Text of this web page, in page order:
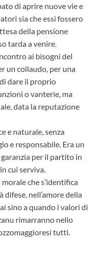
di aprire nuove vie e
sia che essi fossero
della pensione
tarda a venire.
ai bisogni del
un collaudo, per una
dare il proprio
o vanterie, ma
data la reputazione
e naturale, senza
e responsabile. Era un
per il partito in
cui serviva.
che s’identifica
nell’amore della
sino a quando i valori di
rimarranno nello
tutti.